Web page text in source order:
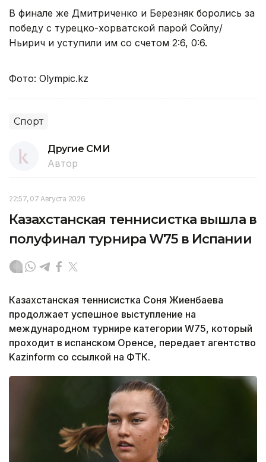
В финале же Дмитриченко и Березняк боролись за
победу с турецко-хорватской парой Сойлу/
Ньирич и уступили им со счетом 2:6, 0:6.
Фото: Оlympic.kz
Спорт
Другие СМИ
Автор
22:57, 07 Августа 2026
Казахстанская теннисистка вышла в
полуфинал турнира W75 в Испании
Казахстанская теннисистка Соня Жиенбаева
продолжает успешное выступление на
международном турнире категории W75, который
проходит в испанском Оренсе, передает агентство
Kazinform со ссылкой на ФТК.